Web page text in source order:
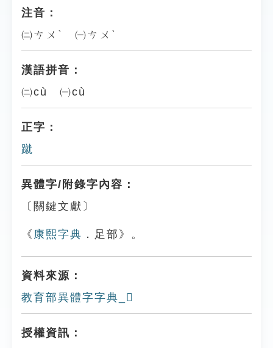
注音：
㈡ㄘㄨˋ ㈠ㄘㄨˋ
漢語拼音：
㈡cù ㈠cù
正字：
蹴
異體字/附錄字內容：
〔關鍵文獻〕
《 康熙字典 ．足部》。
資料來源：
教育部異體字字典_𨇳
授權資訊：